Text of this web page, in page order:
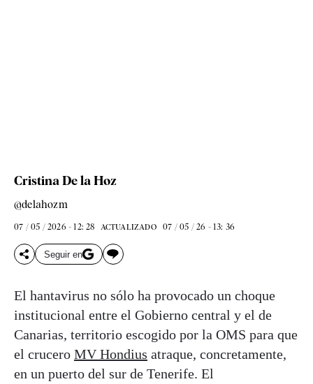
Cristina De la Hoz
@delahozm
07 / 05 / 2026 - 12: 28 ACTUALIZADO 07 / 05 / 26 - 13: 36
Seguir en
El hantavirus no sólo ha provocado un choque
institucional entre el Gobierno central y el de
Canarias, territorio escogido por la OMS para que
el crucero MV Hondius atraque, concretamente,
en un puerto del sur de Tenerife. El